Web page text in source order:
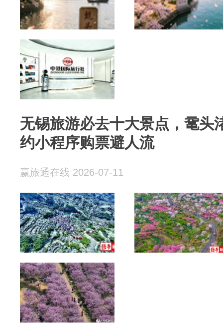
无锡旅游必去十大景点，鼋头
约小程序购票避人流
赢旅通在线 2026-07-11